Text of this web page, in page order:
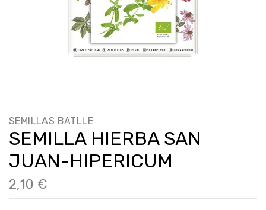
SEMILLAS BATLLE
SEMILLA HIERBA SAN
JUAN-HIPERICUM
2,10 €